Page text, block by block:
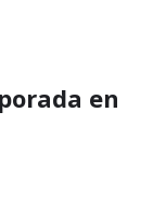
en